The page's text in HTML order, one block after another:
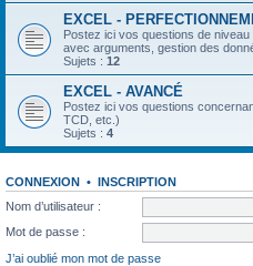
EXCEL -
Postez ici vos questions de
avec arguments, gestion des
Sujets : 12
EXCEL - AVANCÉ
Postez ici vos questions
TCD, etc.)
Sujets : 4
CONNEXION • INSCRIPTION
Nom d’utilisateur :
Mot de passe :
J’ai oublié mon mot de passe